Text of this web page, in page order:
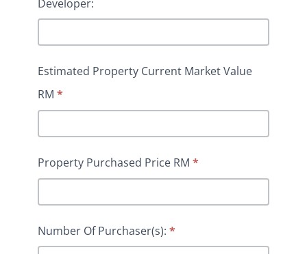
Developer:
Estimated Property Current Market Value
RM *
Property Purchased Price RM *
Number Of Purchaser(s): *